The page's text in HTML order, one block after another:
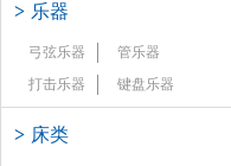
> 乐器
弓弦乐器
管乐器
打击乐器
键盘乐器
> 床类